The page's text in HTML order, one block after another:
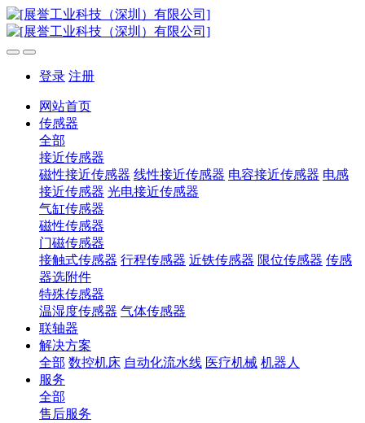
登录 注册
网站首页
传感器
全部
接近传感器
磁性接近传感器 线性接近传感器 电容接近传感器 电感
接近传感器 光电接近传感器
气缸传感器
磁性传感器
门磁传感器
接触式传感器 行程传感器 近铁传感器 限位传感器 传感
器选附件
特殊传感器
温湿度传感器 气体传感器
联轴器
解决方案
全部 数控机床 自动化流水线 医疗机械 机器人
服务
全部
售后服务